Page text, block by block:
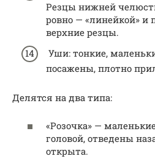
Резцы нижней
ровно — «линейкой» и
верхние резцы.
Уши: тонкие,
посажены, плотно
Делятся на два типа:
«Розочка» —
головой, отведены
открыта.